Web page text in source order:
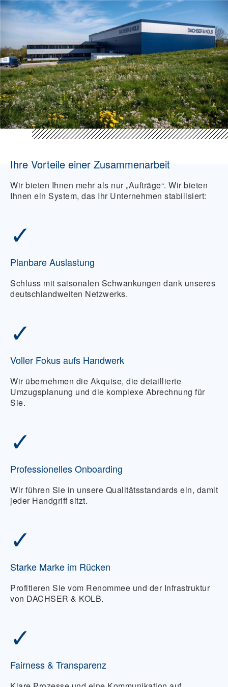
Ihre Vorteile einer Zusammenarbeit
Wir bieten Ihnen mehr als nur „Aufträge“. Wir bieten
Ihnen ein System, das Ihr Unternehmen stabilisiert:
✓
Planbare Auslastung
Schluss mit saisonalen Schwankungen dank unseres
deutschlandweiten Netzwerks.
✓
Voller Fokus aufs Handwerk
Wir übernehmen die Akquise, die detaillierte
Umzugsplanung und die komplexe Abrechnung für
Sie.
✓
Professionelles Onboarding
Wir führen Sie in unsere Qualitätsstandards ein, damit
jeder Handgriff sitzt.
✓
Starke Marke im Rücken
Profitieren Sie vom Renommee und der Infrastruktur
von DACHSER & KOLB.
✓
Fairness & Transparenz